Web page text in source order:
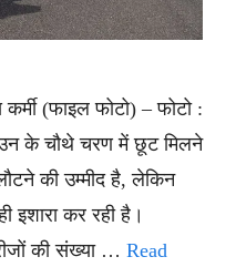
(फाइल फोटो) – फोटो :
के चौथे चरण में छूट मिलने
की उम्मीद है, लेकिन
इशारा कर रही है।
की संख्या … Read